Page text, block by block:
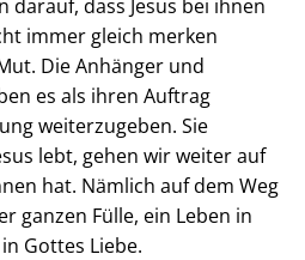
darauf, dass Jesus bei ihnen
immer gleich merken
Die Anhänger und
es als ihren Auftrag
weiterzugeben. Sie
lebt, gehen wir weiter auf
hat. Nämlich auf dem Weg
ganzen Fülle, ein Leben in
Gottes Liebe.